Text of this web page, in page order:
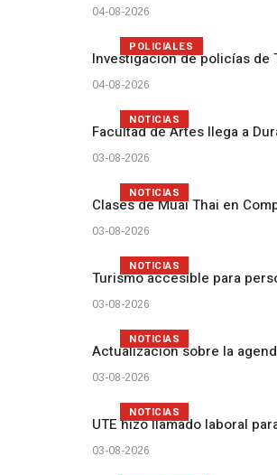
04-08-2026
Investigación de policías de
04-08-2026
POLICIALES
Facultad de Artes llega a
03-08-2026
NOTICIAS
Clases de Muai Thai en
03-08-2026
NOTICIAS
Turismo accesible para
03-08-2026
NOTICIAS
Actualización sobre la
03-08-2026
NOTICIAS
UTE hizo llamado laboral
03-08-2026
NOTICIAS